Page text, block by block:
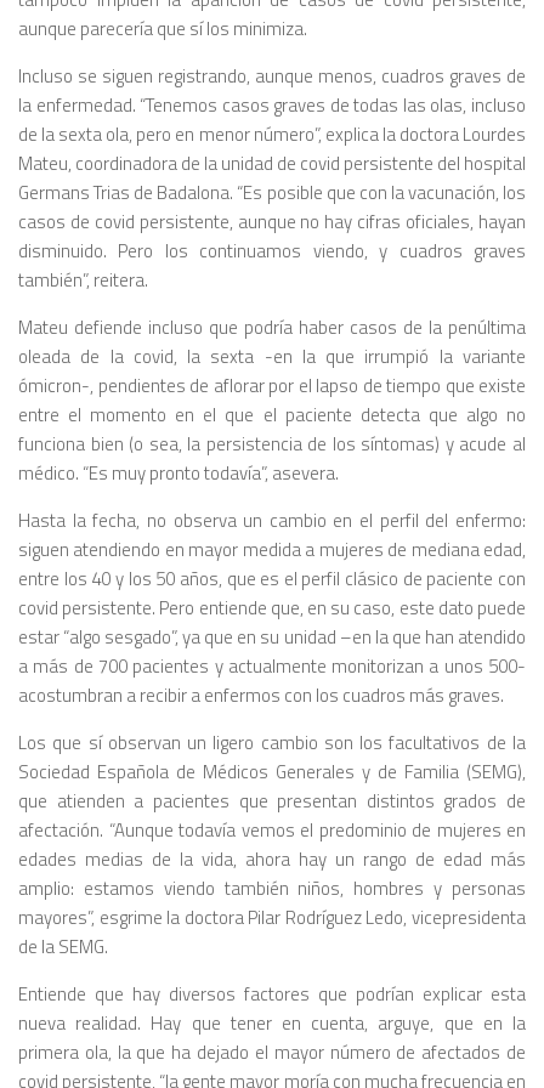
aunque parecería que sí los minimiza.
Incluso se siguen registrando, aunque menos, cuadros graves de
la enfermedad. “Tenemos casos graves de todas las olas, incluso
de la sexta ola, pero en menor número”, explica la doctora Lourdes
Mateu, coordinadora de la unidad de covid persistente del hospital
Germans Trias de Badalona. “Es posible que con la vacunación, los
casos de covid persistente, aunque no hay cifras oficiales, hayan
disminuido. Pero los continuamos viendo, y cuadros graves
también”, reitera.
Mateu defiende incluso que podría haber casos de la penúltima
oleada de la covid, la sexta -en la que irrumpió la variante
ómicron-, pendientes de aflorar por el lapso de tiempo que existe
entre el momento en el que el paciente detecta que algo no
funciona bien (o sea, la persistencia de los síntomas) y acude al
médico. “Es muy pronto todavía”, asevera.
Hasta la fecha, no observa un cambio en el perfil del enfermo:
siguen atendiendo en mayor medida a mujeres de mediana edad,
entre los 40 y los 50 años, que es el perfil clásico de paciente con
covid persistente. Pero entiende que, en su caso, este dato puede
estar “algo sesgado”, ya que en su unidad –en la que han atendido
a más de 700 pacientes y actualmente monitorizan a unos 500-
acostumbran a recibir a enfermos con los cuadros más graves.
Los que sí observan un ligero cambio son los facultativos de la
Sociedad Española de Médicos Generales y de Familia (SEMG),
que atienden a pacientes que presentan distintos grados de
afectación. “Aunque todavía vemos el predominio de mujeres en
edades medias de la vida, ahora hay un rango de edad más
amplio: estamos viendo también niños, hombres y personas
mayores”, esgrime la doctora Pilar Rodríguez Ledo, vicepresidenta
de la SEMG.
Entiende que hay diversos factores que podrían explicar esta
nueva realidad. Hay que tener en cuenta, arguye, que en la
primera ola, la que ha dejado el mayor número de afectados de
covid persistente, “la gente mayor moría con mucha frecuencia en